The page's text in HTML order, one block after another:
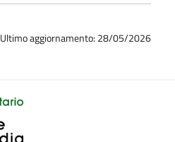
Ultimo aggiornamento: 28/05/2026